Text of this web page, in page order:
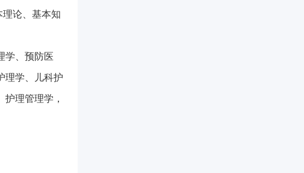
论、基本知
学、预防医
理学、儿科护
理管理学，